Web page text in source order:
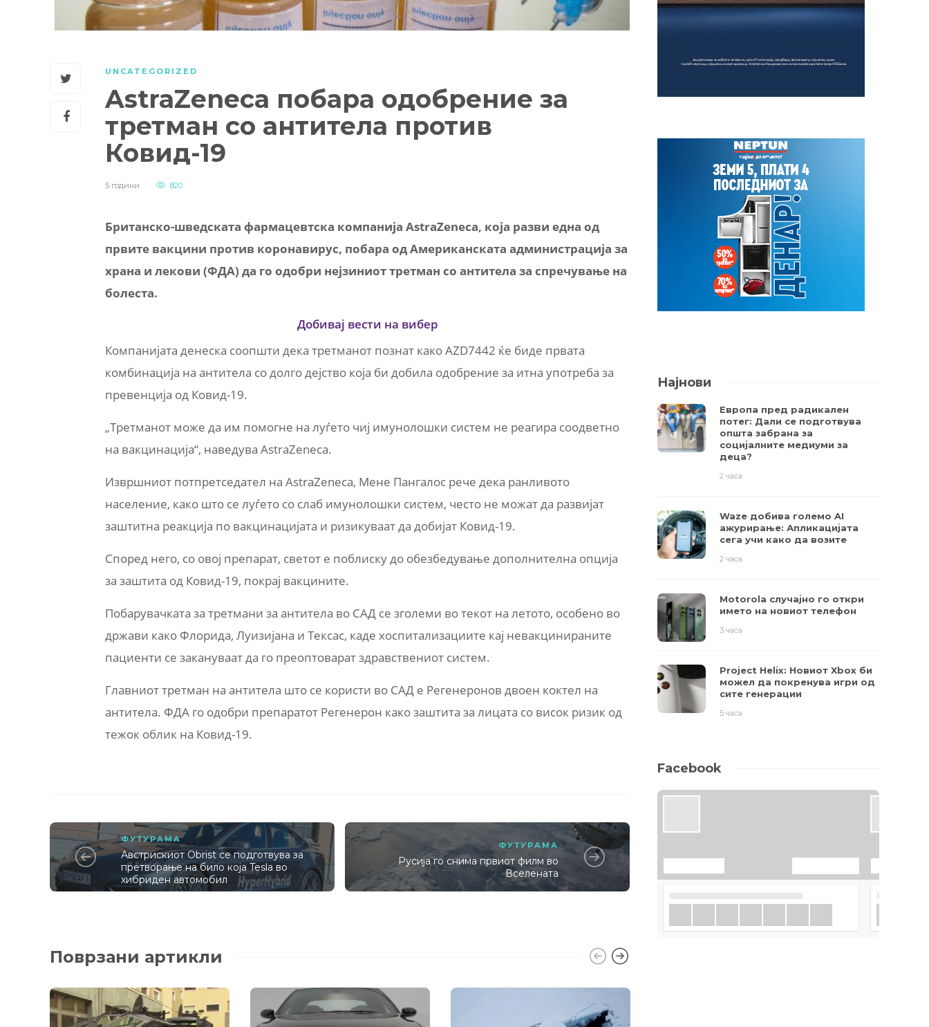
UNCATEGORIZED
AstraZeneca побара одобрение за
третман со антитела против
Ковид-19
5 години 820
Британско-шведската фармацевтска компанија AstraZeneca, која разви една од
првите вакцини против коронавирус, побара од Американската администрација за
храна и лекови (ФДА) да го одобри нејзиниот третман со антитела за спречување на
болеста.
Добивај вести на вибер
Компанијата денеска соопшти дека третманот познат како AZD7442 ќе биде првата
комбинација на антитела со долго дејство која би добила одобрение за итна употреба за
превенција од Ковид-19.
„Третманот може да им помогне на луѓето чиј имунолошки систем не реагира соодветно
на вакцинација“, наведува AstraZeneca.
Извршниот потпретседател на AstraZeneca, Мене Пангалос рече дека ранливото
население, како што се луѓето со слаб имунолошки систем, често не можат да развијат
заштитна реакција по вакцинацијата и ризикуваат да добијат Ковид-19.
Според него, со овој препарат, светот е поблиску до обезбедување дополнителна опција
за заштита од Ковид-19, покрај вакцините.
Побарувачката за третмани за антитела во САД се зголеми во текот на летото, особено во
држави како Флорида, Луизијана и Тексас, каде хоспитализациите кај невакцинираните
пациенти се закануваат да го преоптоварат здравствениот систем.
Главниот третман на антитела што се користи во САД е Регенеронов двоен коктел на
антитела. ФДА го одобри препаратот Регенерон како заштита за лицата со висок ризик од
тежок облик на Ковид-19.
ФУТУРАМА
Австрискиот Obrist се подготвува за
претворање на било која Tesla во
хибриден автомобил
ФУТУРАМА
Русија го снима првиот филм во
Вселената
Поврзани артикли
Најнови
Европа пред радикален
потег: Дали се подготвува
општа забрана за
социјалните медиуми за
деца?
2 часа
Waze добива големо AI
ажурирање: Апликацијата
сега учи како да возите
2 часа
Motorola случајно го откри
името на новиот телефон
3 часа
Project Helix: Новиот Xbox би
можел да покренува игри од
сите генерации
5 часа
Facebook